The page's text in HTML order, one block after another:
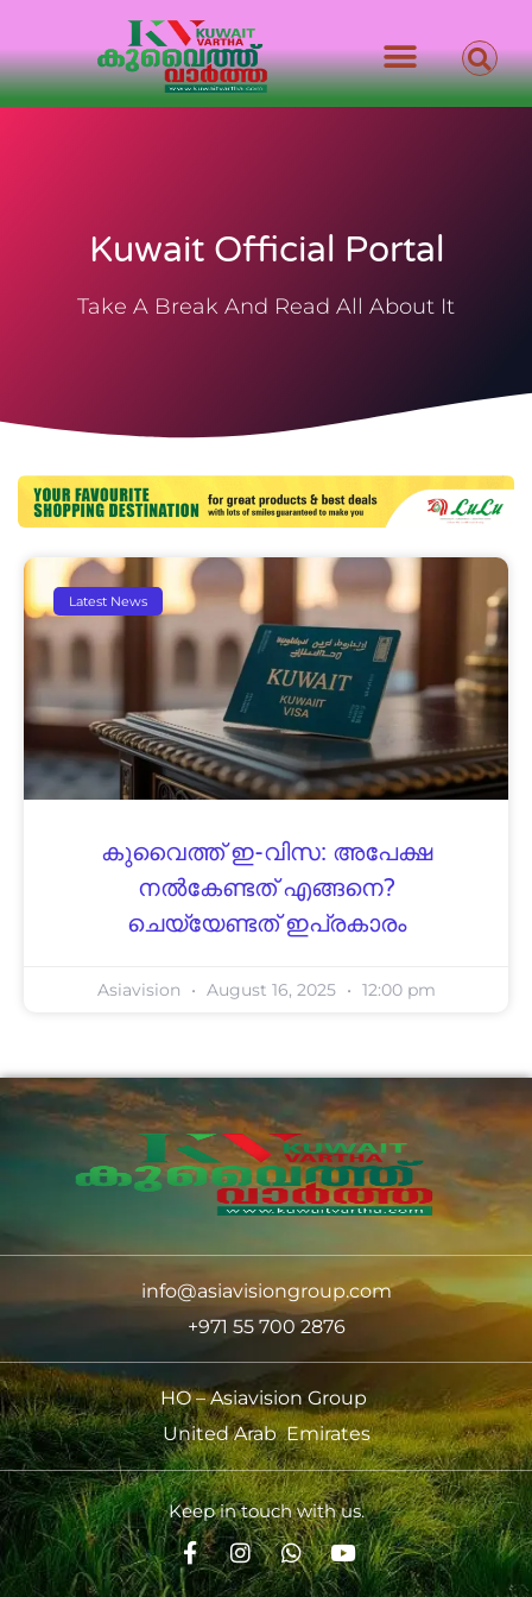
Kuwait Official Portal
Take A Break And Read All About It
Latest News
കുവൈത്ത് ഇ-വിസ: അപേക്ഷ
നൽകേണ്ടത് എങ്ങനെ?
ചെയ്യേണ്ടത് ഇപ്രകാരം
Asiavision August 16, 2025 12:00 pm
info@asiavisiongroup.com
+971 55 700 2876
HO – Asiavision Group
United Arab Emirates
Keep in touch with us.